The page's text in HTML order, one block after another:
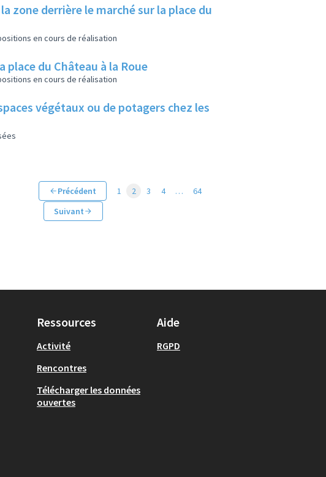
zone derrière le marché sur la place du
en cours de réalisation
du Château à la Roue
en cours de réalisation
végétaux ou de potagers chez les
Précédent 1 2 3 4 …
64
Suivant
Ressources
Activité
Rencontres
Télécharger les données
ouvertes
Aide
RGPD